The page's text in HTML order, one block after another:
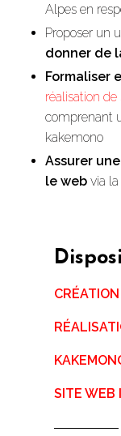
Alpes en
Proposer un
donner de
Formaliser
réalisation
comprenant
kakemono
Assurer
le web via la
SITE WEB